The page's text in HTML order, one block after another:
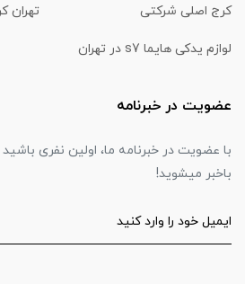
کرج اصلی شرکتی
تهران
لوازم یدکی هایما s7 در تهران
عضویت در خبرنامه
با عضویت در خبرنامه ما، اولین نفری
باخبر میشوید!